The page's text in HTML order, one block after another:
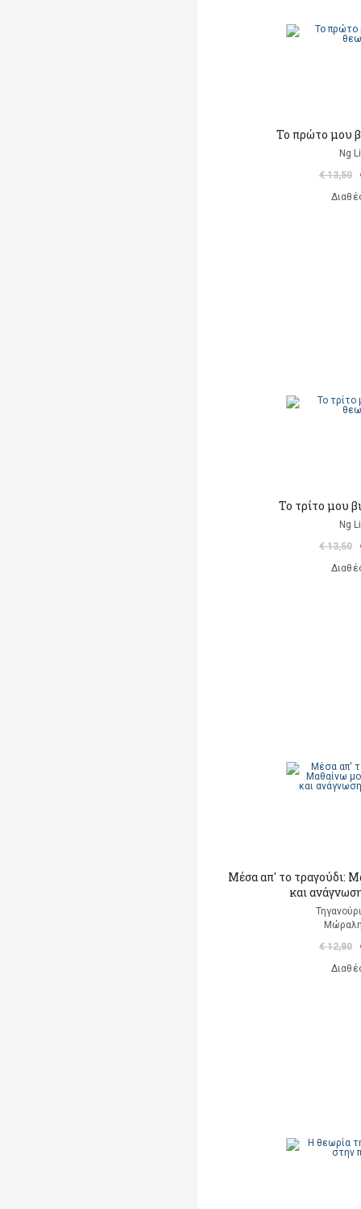
Το πρώτο μου
Ng
€ 13,50
Το τρίτο μου
Ng
€ 13,50
Μέσα απ' το τραγούδι:
και
€ 12,80